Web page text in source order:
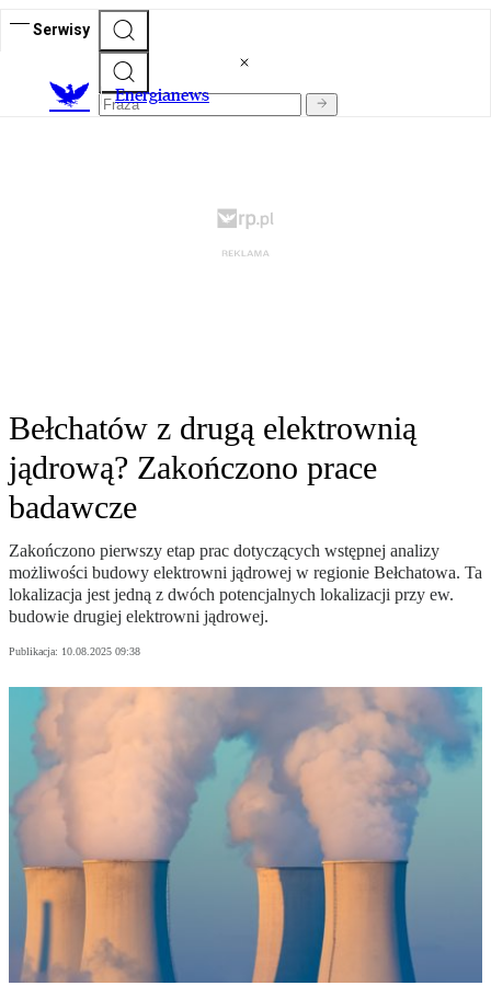
Serwisy
Energianews
Bełchatów z drugą elektrownią
jądrową? Zakończono prace
badawcze
Zakończono pierwszy etap prac dotyczących wstępnej analizy
możliwości budowy elektrowni jądrowej w regionie Bełchatowa. Ta
lokalizacja jest jedną z dwóch potencjalnych lokalizacji przy ew.
budowie drugiej elektrowni jądrowej.
Publikacja: 10.08.2025 09:38